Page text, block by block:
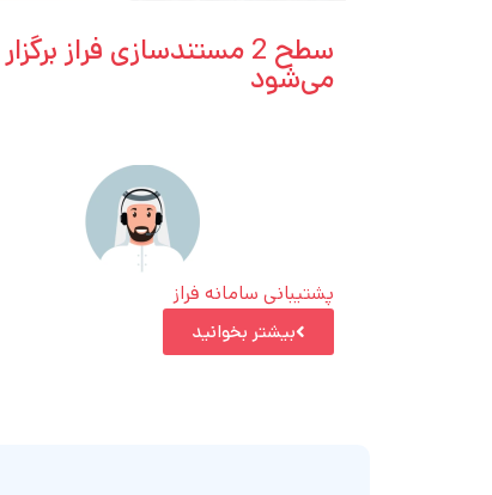
سطح 2 مستندسازی فراز برگزار
می‌شود
پشتیبانی سامانه فراز
بیشتر بخوانید